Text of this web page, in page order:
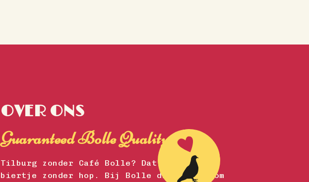
OVER ONS
Guaranteed Bolle Quality.
Tilburg zonder Café Bolle? Dat is als een
biertje zonder hop. Bij Bolle draait het om